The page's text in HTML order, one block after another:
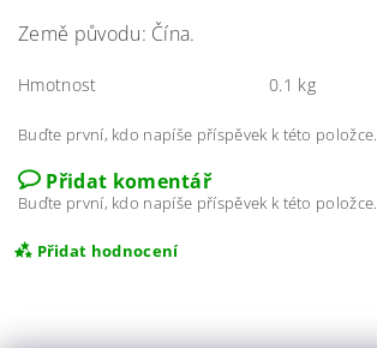
Země původu: Čína.
Hmotnost 0.1 kg
Buďte první, kdo napíše příspěvek k této položce.
Přidat komentář
Buďte první, kdo napíše příspěvek k této položce.
Přidat hodnocení